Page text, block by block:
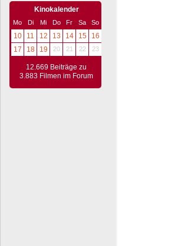
Kinokalender
Mo Di Mi Do Fr Sa So
10 11 12 13 14 15
16
17
18 19 20 21 22 23
12.669 Beiträge zu
3.883 Filmen im Forum